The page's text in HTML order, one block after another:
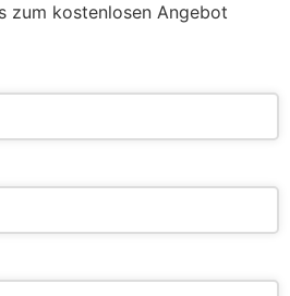
zum kostenlosen Angebot